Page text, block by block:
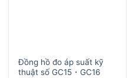
Đồng hồ đo áp suất kỹ
thuật số GC15・GC16